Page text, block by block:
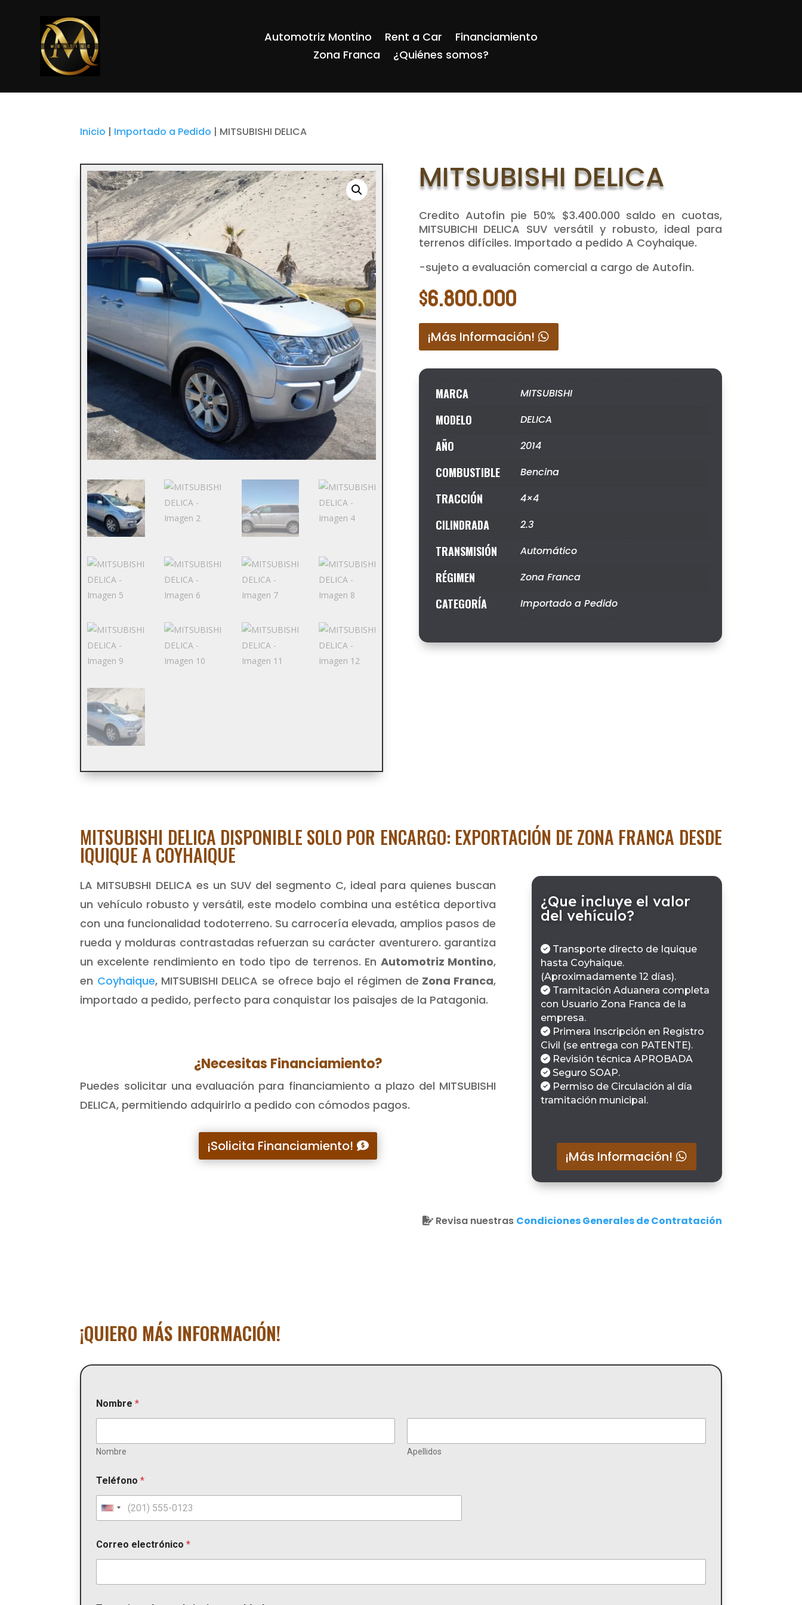
Automotriz Montino Rent a Car
Financiamiento
Zona Franca
¿Quiénes somos?
Inicio | Importado a Pedido | MITSUBISHI DELICA
MITSUBISHI DELICA
Credito Autofin pie 50% $3.400.000 saldo en cuotas,
MITSUBICHI DELICA SUV versátil y robusto, ideal para
terrenos difíciles. Importado a pedido A Coyhaique.
-sujeto a evaluación comercial a cargo de Autofin.
$6.800.000
¡Más Información!
MARCA MITSUBISHI
MODELO DELICA
AÑO 2014
COMBUSTIBLE Bencina
TRACCIÓN 4×4
CILINDRADA 2.3
TRANSMISIÓN Automático
RÉGIMEN Zona Franca
CATEGORÍA Importado a Pedido
MITSUBISHI DELICA DISPONIBLE SOLO POR ENCARGO: EXPORTACIÓN DE ZONA FRANCA DESDE
IQUIQUE A COYHAIQUE
LA MITSUBSHI DELICA es un SUV del segmento C, ideal para quienes buscan
un vehículo robusto y versátil, este modelo combina una estética deportiva
con una funcionalidad todoterreno. Su carrocería elevada, amplios pasos de
rueda y molduras contrastadas refuerzan su carácter aventurero. garantiza
un excelente rendimiento en todo tipo de terrenos. En Automotriz Montino,
en Coyhaique, MITSUBISHI DELICA se ofrece bajo el régimen de Zona Franca,
importado a pedido, perfecto para conquistar los paisajes de la Patagonia.
¿Necesitas Financiamiento?
Puedes solicitar una evaluación para financiamiento a plazo del MITSUBISHI
DELICA, permitiendo adquirirlo a pedido con cómodos pagos.
¡Solicita Financiamiento!
¿Que incluye el valor
del vehículo?
Transporte directo de Iquique
hasta Coyhaique.
(Aproximadamente 12 días).
Tramitación Aduanera completa
con Usuario Zona Franca de la
empresa.
Primera Inscripción en Registro
Civil (se entrega con PATENTE).
Revisión técnica APROBADA
Seguro SOAP.
Permiso de Circulación al día
tramitación municipal.
¡Más Información!
Revisa nuestras Condiciones Generales de Contratación
¡QUIERO MÁS INFORMACIÓN!
Nombre*
Nombre Apellidos
Teléfono*
U
Correo electrónico*